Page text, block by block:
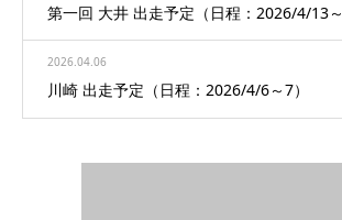
第一回 大井 出走予定（日程：2026/4/13～
2026.04.06
川崎 出走予定（日程：2026/4/6～7）